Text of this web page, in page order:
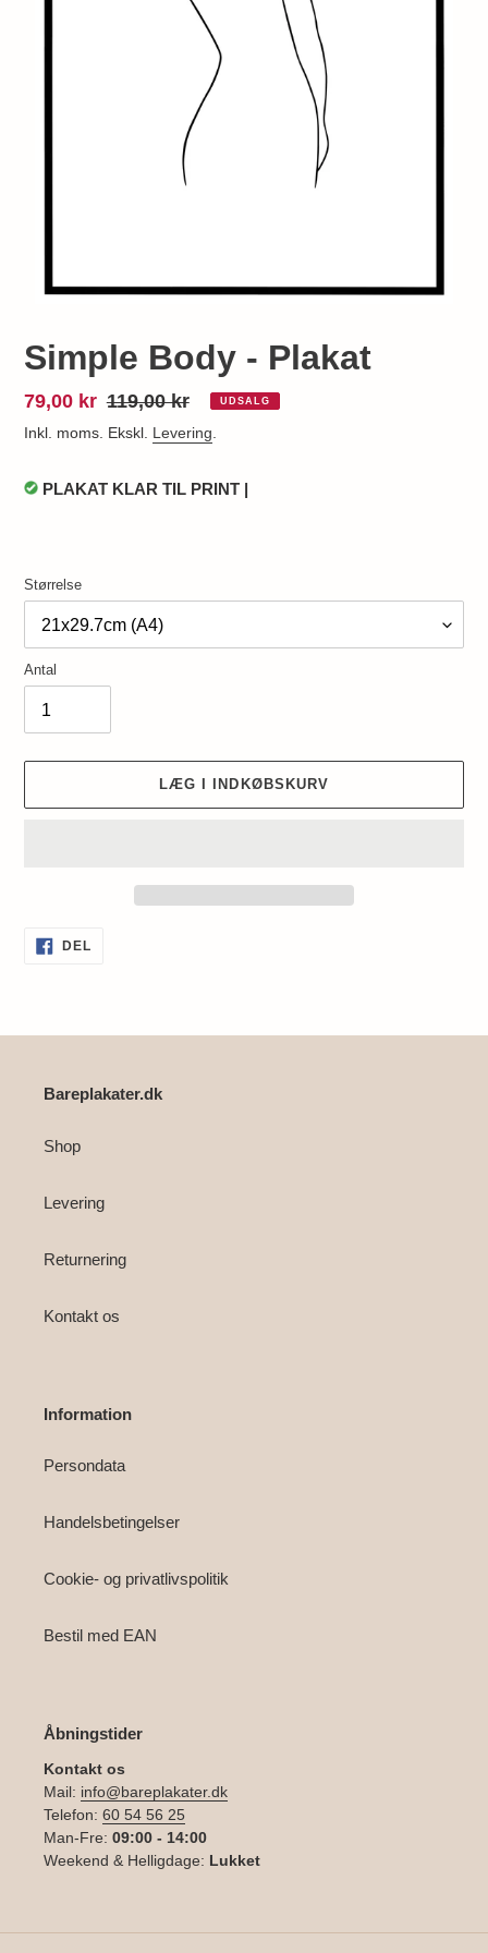
Simple Body - Plakat
Udsalgspris
79,00 kr Normalpris
119,00 kr UDSALG
Inkl. moms. Ekskl. Levering.
PLAKAT KLAR TIL PRINT |
Størrelse
Antal
LÆG I INDKØBSKURV
Lægger
produkt
DEL
Bareplakater.dk
Shop
Levering
Returnering
Kontakt os
Information
Persondata
Handelsbetingelser
Cookie- og privatlivspolitik
Bestil med EAN
Åbningstider
Kontakt os
Mail: info@bareplakater.dk
Telefon: 60 54 56 25
Man-Fre: 09:00 - 14:00
Weekend & Helligdage: Lukket